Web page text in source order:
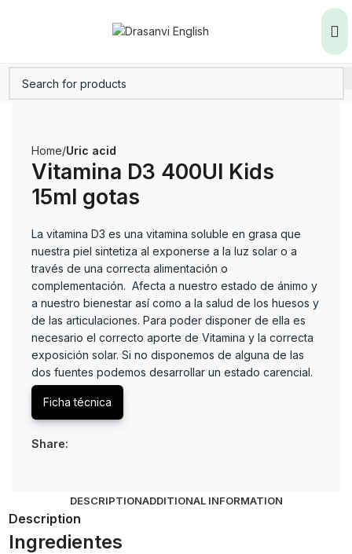
Home Uric acid
Vitamina D3 400UI Kids
15ml gotas
La vitamina D3 es una vitamina soluble en grasa que
nuestra piel sintetiza al exponerse a la luz solar o a
través de una correcta alimentación o
complementación. Afecta a nuestro estado de ánimo y
a nuestro bienestar así como a la salud de los huesos y
de las articulaciones. Para poder disponer de ella es
necesario el correcto aporte de Vitamina y la correcta
exposición solar. Si no disponemos de alguna de las
dos fuentes podemos desarrollar un estado carencial.
Ficha técnica
Share:
DESCRIPTIONADDITIONAL INFORMATION
Description
Ingredientes